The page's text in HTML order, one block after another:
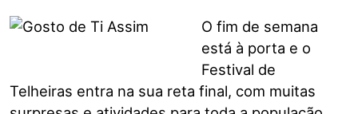
O fim de semana
está à porta e o
Festival de
Telheiras entra na sua reta final, com muitas